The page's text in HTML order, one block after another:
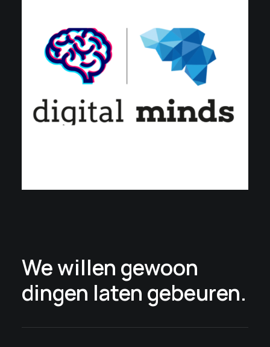
We willen gewoon
dingen laten gebeuren.